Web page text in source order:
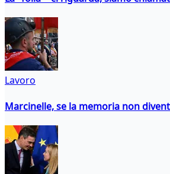
Lavoro
Marcinelle, se la memoria non